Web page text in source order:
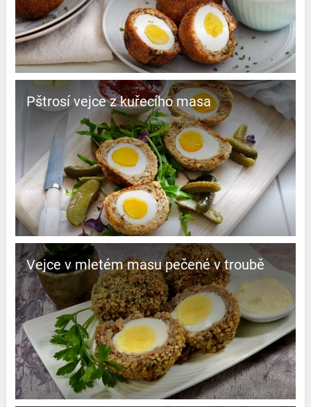
Pštrosí vejce z kuřecího masa
Vejce v mletém masu pečené v troubě